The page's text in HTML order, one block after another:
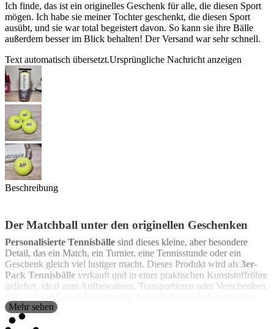
Ich finde, das ist ein originelles Geschenk für alle, die diesen Sport
mögen. Ich habe sie meiner Tochter geschenkt, die diesen Sport
ausübt, und sie war total begeistert davon. So kann sie ihre Bälle
außerdem besser im Blick behalten! Der Versand war sehr schnell.
Text automatisch übersetzt.Ursprüngliche Nachricht anzeigen
Beschreibung
Der Matchball unter den originellen Geschenken
Personalisierte Tennisbälle sind dieses kleine, aber besondere
Detail, das ein Match, ein Turnier, eine Tennisstunde oder ein
Geschenk gleich viel lustiger macht. Dieses Produkt wird als 3er-
Pack Tennisbälle verkauft und in einer praktischen Kunststoffröhre
geliefert, ideal zum Aufbewahren, Transportieren oder Verschenken
Design deiner Wahl bedruckt werden, was sie perfekt für alle macht,
dieTennisbälle mit Foto, Logo, Namen, Text oder individuellem
Mehr sehen